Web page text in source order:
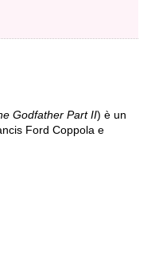
Godfather Part II) è un
Ford Coppola e